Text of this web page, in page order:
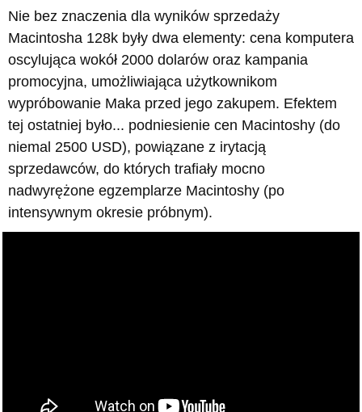
Nie bez znaczenia dla wyników sprzedaży
Macintosha 128k były dwa elementy: cena komputera
oscylująca wokół 2000 dolarów oraz kampania
promocyjna, umożliwiająca użytkownikom
wypróbowanie Maka przed jego zakupem. Efektem
tej ostatniej było... podniesienie cen Macintoshy (do
niemal 2500 USD), powiązane z irytacją
sprzedawców, do których trafiały mocno
nadwyrężone egzemplarze Macintoshy (po
intensywnym okresie próbnym).